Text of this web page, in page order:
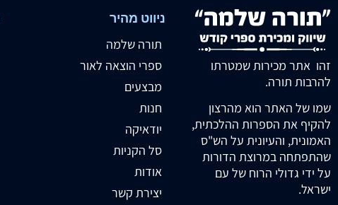
זהו אתר מכירות שמטרתו
להרבות תורה.
שמו של האתר הוא מהרצון
להקיף את הספרות ההלכתית,
האמונית, והעיונית על הש"ס
שהתפתחה במרוצת הדורות
על ידי גדולי הרוח של עם
ישראל.
ניווט מהיר
תורה שלמה
ספרי הוצאה לאור
מבצעים
חנות
יודאיקה
סל הקניות
אודות
יצירת קשר